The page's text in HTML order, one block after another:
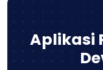
Aplikasi